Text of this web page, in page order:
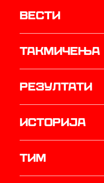
Вести
Такмичења
резултати
историја
ТИМ